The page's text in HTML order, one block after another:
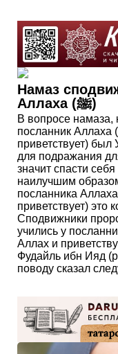
Намаз
Аллаха (ﷺ)
В вопросе намаза,
посланник Аллаха
приветствует)
для подражания
значит спасти
наилучшим
посланника
приветствует) это
Сподвижники
учились у
Аллах и
Фудайль ибн Ияд
поводу сказал